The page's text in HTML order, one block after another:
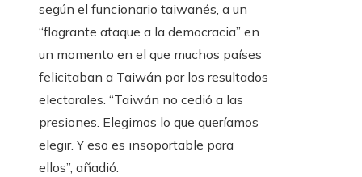
según el funcionario taiwanés, a un
“flagrante ataque a la democracia” en
un momento en el que muchos países
felicitaban a Taiwán por los resultados
electorales. “Taiwán no cedió a las
presiones. Elegimos lo que queríamos
elegir. Y eso es insoportable para
ellos”, añadió.